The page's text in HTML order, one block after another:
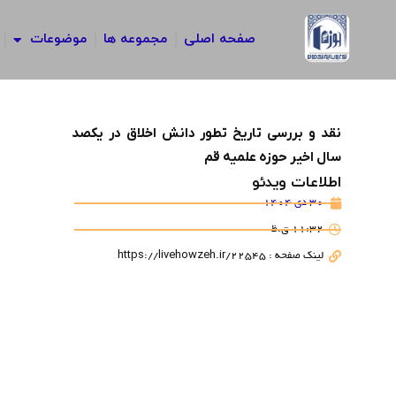
صفحه اصلی مجموعه ها موضوعات
نقد و بررسی تاریخ تطور دانش اخلاق در یکصد
سال اخیر حوزه علمیه قم
اطلاعات ویدئو
30 دی 1404
11:32 ق.ظ
لینک صفحه : https://livehowzeh.ir/22545